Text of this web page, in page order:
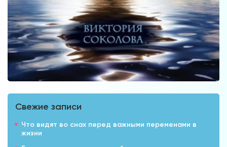
Свежие записи
Что видят во снах перед важными переменами в
жизни